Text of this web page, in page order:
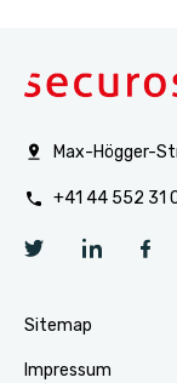
Max-Högger-
+41 44 552 31
Sitemap
Impressum